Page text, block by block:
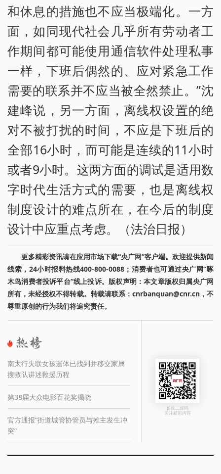
和休息的措施也不应当极端化。一方
面，如同现代社会几乎所有劳动者工
作期间都可能使用通信软件处理私事
一样，下班后偶然的、应对紧急工作
需要的联系并不应当被全然禁止。”沈
建峰说，另一方面，离线权设置的绝
对不被打扰的时间，不应是下班后的
全部16小时，而可能是连续的11小时
或者9小时。这两方面的调试是适用数
字时代生活方式的需要，也是离线权
制度设计的难点所在，在今后的制度
设计中应重点考虑。（法治日报）
更多精彩资讯请在应用市场下载“央广网”客户端。欢迎提供新闻
线索，24小时报料热线400-800-0088；消费者也可通过央广网“啄
木鸟消费者投诉平台”线上投诉。版权声明：本文章版权归属央广网
所有，未经授权不得转载。转载请联系：cnrbanquan@cnr.cn，不
尊重原创的行为我们将追究责任。
南太行失联女孩遗体已找到并移交家属
搜救队讲述救援历程
第38届大众电影百花奖揭晓
官方通报“街道城管协管员与摊主发生冲
突”
长按二维码
关注精彩内容